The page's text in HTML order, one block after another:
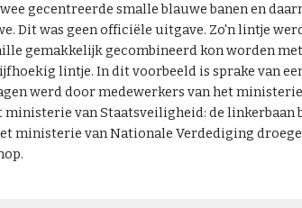
gecentreerde smalle blauwe banen en
Dit was geen officiële uitgave. Zo'n lintje
gemakkelijk gecombineerd kon worden
lintje. In dit voorbeeld is sprake van
werd door medewerkers van het
ministerie van Staatsveiligheid: de linkerbaan
ministerie van Nationale Verdediging